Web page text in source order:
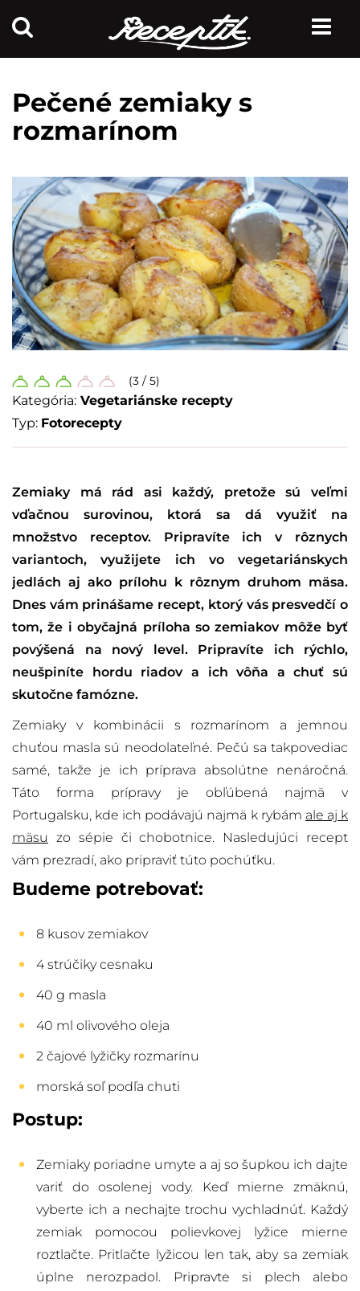
Pečené zemiaky s
rozmarínom
(3 / 5)
Kategória: Vegetariánske recepty
Typ: Fotorecepty
Zemiaky má rád asi každý, pretože sú veľmi
vďačnou surovinou, ktorá sa dá využiť na
množstvo receptov. Pripravíte ich v rôznych
variantoch, využijete ich vo vegetariánskych
jedlách aj ako prílohu k rôznym druhom mäsa.
Dnes vám prinášame recept, ktorý vás presvedčí o
tom, že i obyčajná príloha so zemiakov môže byť
povýšená na nový level. Pripravíte ich rýchlo,
neušpiníte hordu riadov a ich vôňa a chuť sú
skutočne famózne.
Zemiaky v kombinácii s rozmarínom a jemnou
chuťou masla sú neodolateľné. Pečú sa takpovediac
samé, takže je ich príprava absolútne nenáročná.
Táto forma prípravy je obľúbená najmä v
Portugalsku, kde ich podávajú najmä k rybám ale aj k
mäsu
zo sépie či chobotnice. Nasledujúci recept
vám prezradí, ako pripraviť túto pochúťku.
Budeme potrebovať:
8 kusov zemiakov
4 strúčiky cesnaku
40 g masla
40 ml olivového oleja
2 čajové lyžičky rozmarínu
morská soľ podľa chuti
Postup:
Zemiaky poriadne umyte a aj so šupkou ich dajte
variť do osolenej vody. Keď mierne zmäknú,
vyberte ich a nechajte trochu vychladnúť. Každý
zemiak pomocou polievkovej lyžice mierne
roztlačte. Pritlačte lyžicou len tak, aby sa zemiak
úplne nerozpadol. Pripravte si plech alebo